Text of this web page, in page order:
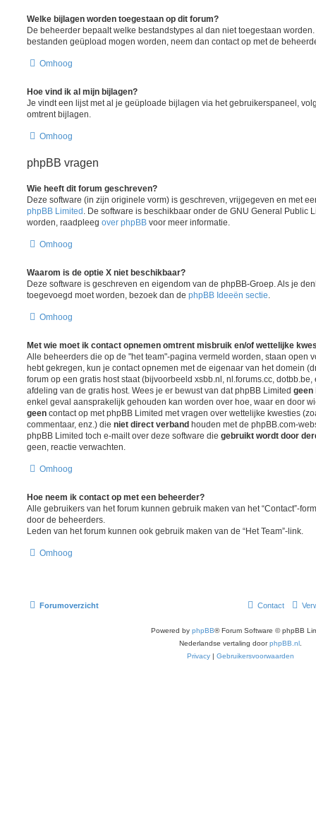
Welke bijlagen worden toegestaan op dit forum?
De beheerder bepaalt welke bestandstypes al dan niet toegestaan
bestanden geüpload mogen worden, neem dan contact op met de
Omhoog
Hoe vind ik al mijn bijlagen?
Je vindt een lijst met al je geüploade bijlagen via het gebruikerspaneel,
omtrent bijlagen.
Omhoog
phpBB vragen
Wie heeft dit forum geschreven?
Deze software (in zijn originele vorm) is geschreven, vrijgegeven en met
phpBB Limited . De software is beschikbaar onder de GNU General Public
worden, raadpleeg over phpBB voor meer informatie.
Omhoog
Waarom is de optie X niet beschikbaar?
Deze software is geschreven en eigendom van de phpBB-Groep. Als je
toegevoegd moet worden, bezoek dan de phpBB Ideeën sectie
Omhoog
Met wie moet ik contact opnemen omtrent misbruik en/of wettelijke
Alle beheerders die op de "het team"-pagina vermeld worden, staan open
hebt gekregen, kun je contact opnemen met de eigenaar van het domein
forum op een gratis host staat (bijvoorbeeld xsbb.nl, nl.forums.cc,
afdeling van de gratis host. Wees je er bewust van dat phpBB Limited geen
enkel geval aansprakelijk gehouden kan worden over hoe, waar en door
geen contact op met phpBB Limited met vragen over wettelijke kwesties
commentaar, enz.) die niet direct verband houden met de phpBB.com-
phpBB Limited toch e-mailt over deze software die gebruikt wordt door
geen, reactie verwachten.
Omhoog
Hoe neem ik contact op met een beheerder?
Alle gebruikers van het forum kunnen gebruik maken van het “Contact”-
door de beheerders.
Leden van het forum kunnen ook gebruik maken van de “Het Team”-link.
Omhoog
Forumoverzicht Contact
Powered by phpBB® Forum Software © phpBB
Nederlandse vertaling doorphpBB.nl.
Privacy| Gebruikersvoorwaarden